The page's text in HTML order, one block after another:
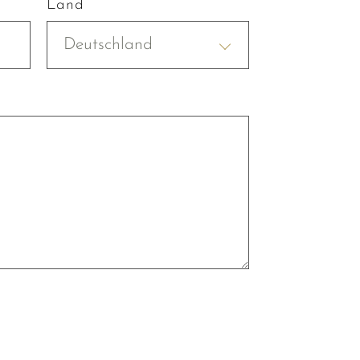
Land
Deutschland